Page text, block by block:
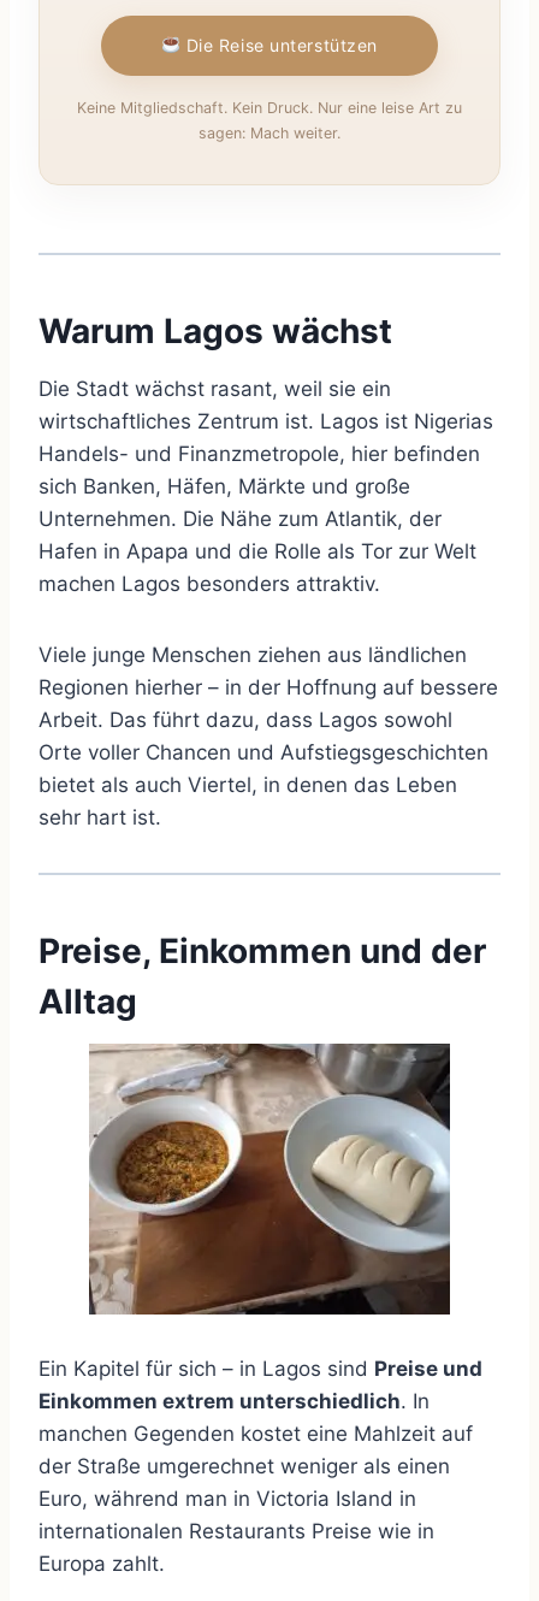
Die Reise unterstützen
Keine Mitgliedschaft. Kein Druck. Nur eine leise Art zu
sagen: Mach weiter.
Warum Lagos wächst
Die Stadt wächst rasant, weil sie ein
wirtschaftliches Zentrum ist. Lagos ist Nigerias
Handels- und Finanzmetropole, hier befinden
sich Banken, Häfen, Märkte und große
Unternehmen. Die Nähe zum Atlantik, der
Hafen in Apapa und die Rolle als Tor zur Welt
machen Lagos besonders attraktiv.
Viele junge Menschen ziehen aus ländlichen
Regionen hierher – in der Hoffnung auf bessere
Arbeit. Das führt dazu, dass Lagos sowohl
Orte voller Chancen und Aufstiegsgeschichten
bietet als auch Viertel, in denen das Leben
sehr hart ist.
Preise, Einkommen und der
Alltag
Ein Kapitel für sich – in Lagos sind Preise und
Einkommen extrem unterschiedlich. In
manchen Gegenden kostet eine Mahlzeit auf
der Straße umgerechnet weniger als einen
Euro, während man in Victoria Island in
internationalen Restaurants Preise wie in
Europa zahlt.